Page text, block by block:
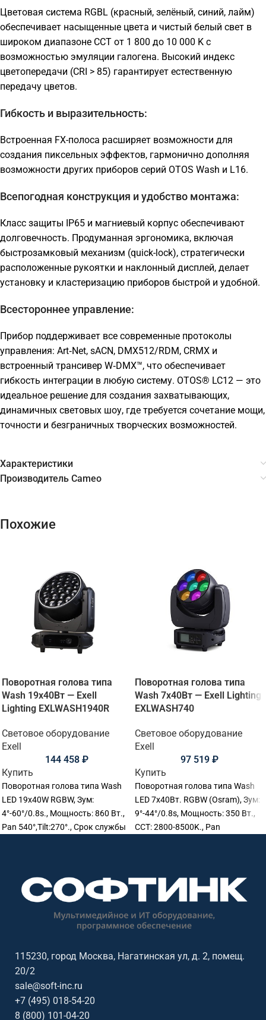
Цветовая система RGBL (красный, зелёный, синий, лайм)
обеспечивает насыщенные цвета и чистый белый свет в
широком диапазоне CCT от 1 800 до 10 000 K с
возможностью эмуляции галогена. Высокий индекс
цветопередачи (CRI > 85) гарантирует естественную
передачу цветов.
Гибкость и выразительность:
Встроенная FX-полоса расширяет возможности для
создания пиксельных эффектов, гармонично дополняя
возможности других приборов серий OTOS Wash и L16.
Всепогодная конструкция и удобство монтажа:
Класс защиты IP65 и магниевый корпус обеспечивают
долговечность. Продуманная эргономика, включая
быстрозамковый механизм (quick-lock), стратегически
расположенные рукоятки и наклонный дисплей, делает
установку и кластеризацию приборов быстрой и удобной.
Всестороннее управление:
Прибор поддерживает все современные протоколы
управления: Art‑Net, sACN, DMX512/RDM, CRMX и
встроенный трансивер W‑DMX™, что обеспечивает
гибкость интеграции в любую систему. OTOS® LC12 — это
идеальное решение для создания захватывающих,
динамичных световых шоу, где требуется сочетание мощи,
точности и безграничных творческих возможностей.
Характеристики
Производитель Cameo
Похожие
Поворотная голова типа
Wash 19х40Вт — Exell
Lighting EXLWASH1940R
Световое оборудование
Exell
144 458 ₽
Купить
Поворотная голова типа Wash
LED 19х40W RGBW, Зум:
4°-60°/0.8s., Мощность: 860 Вт.,
Pan 540°,Tilt:270°., Срок службы
Поворотная голова типа
Wash 7х40Вт — Exell Lighting
EXLWASH740
Световое оборудование
Exell
97 519 ₽
Купить
Поворотная голова типа Wash
LED 7х40Вт. RGBW (Osram), Зум:
9°-44°/0.8s, Мощность: 350 Вт.,
CCT: 2800-8500K., Pan
29х22,5х38 см., Вес: 8,9 кг.
115230, город Москва, Нагатинская ул, д. 2, помещ.
20/2
sale@soft-inc.ru
+7 (495) 018-54-20
8 (800) 101-04-20